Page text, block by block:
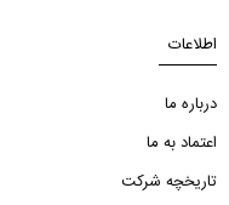
اطلاعات
درباره ما
اعتماد به ما
تاریخچه شرکت